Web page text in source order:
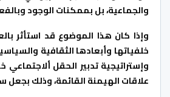
والجماعية، بل بممكنات الوجود
وإذا كان هذا الموضوع قد استأثر
خلفياتها وأبعادها الثقافية
وإستراتيجية تدبير الحقل
علاقات الهيمنة القائمة، وذلك